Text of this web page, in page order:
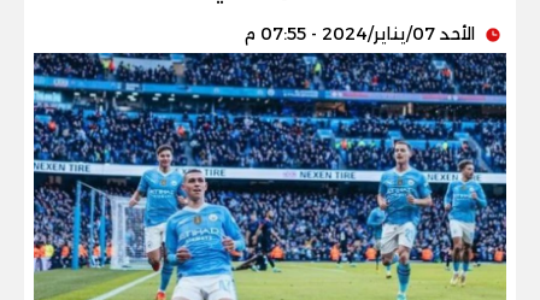
الأحد 07/يناير/2024 - 07:55 م